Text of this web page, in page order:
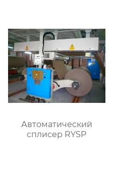
Автоматический
сплисер RYSP